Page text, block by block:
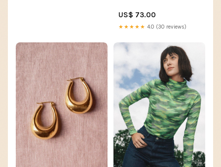
US$ 73.00
★★★★★ 4.0 (30 reviews)